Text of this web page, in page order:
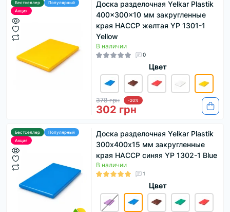
Бестселлер
Популярный
Акция
Доска разделочная Yelkar Plastik
400x300x10 мм закругленные
края HACCP желтая YP 1301-1
Yellow
В наличии
0
Цвет
378 грн -20%
302 грн
Бестселлер
Популярный
Акция
Доска разделочная Yelkar Plastik
300х400х15 мм закругленные
края HACCP синяя YP 1302-1 Blue
В наличии
1
Цвет